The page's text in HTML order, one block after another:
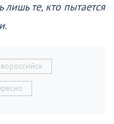
лишь те, кто пытается